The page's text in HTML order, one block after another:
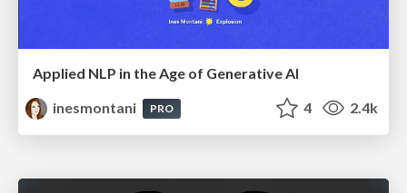
Applied NLP in the Age of Generative AI
inesmontani
PRO 4 2.4k